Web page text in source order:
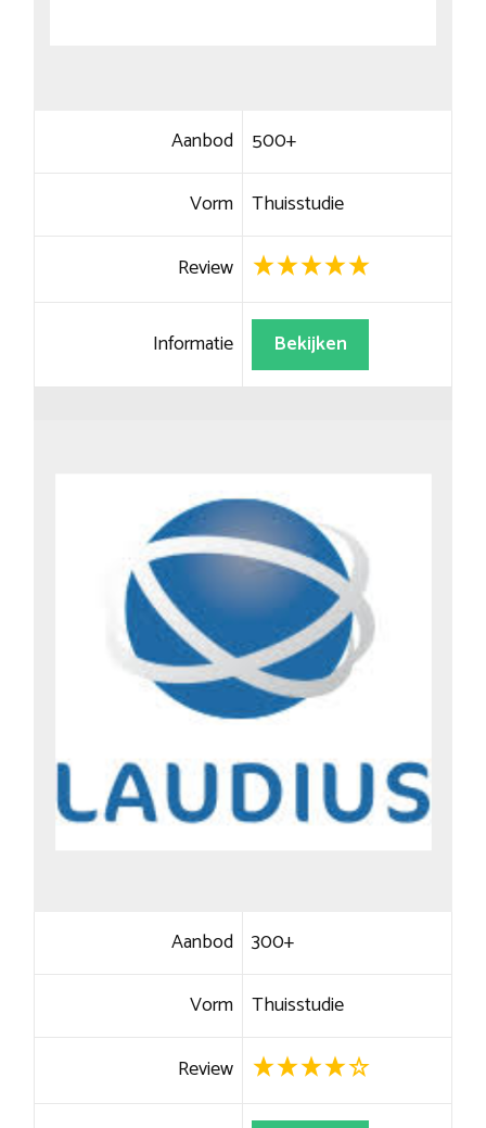
Aanbod 500+
Vorm Thuisstudie
Review
Informatie Bekijken
Aanbod 300+
Vorm Thuisstudie
Review